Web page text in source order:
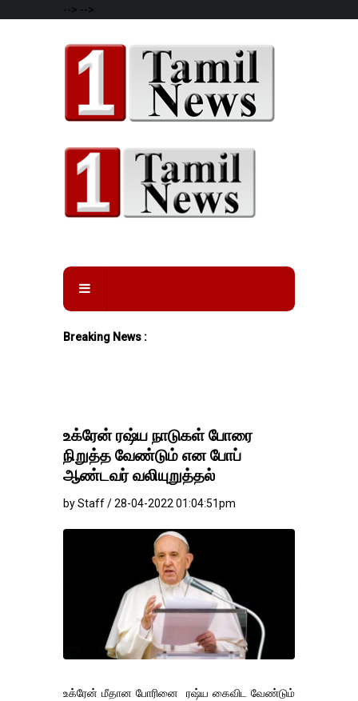
--> -->
Breaking News :
உக்ரேன் ரஷ்ய நாடுகள் போரை
நிறுத்த வேண்டும் என போப்
ஆண்டவர் வலியுறுத்தல்
by Staff / 28-04-2022 01:04:51pm
உக்ரேன் மீதான போரினை ரஷ்ய கைவிட வேண்டும்